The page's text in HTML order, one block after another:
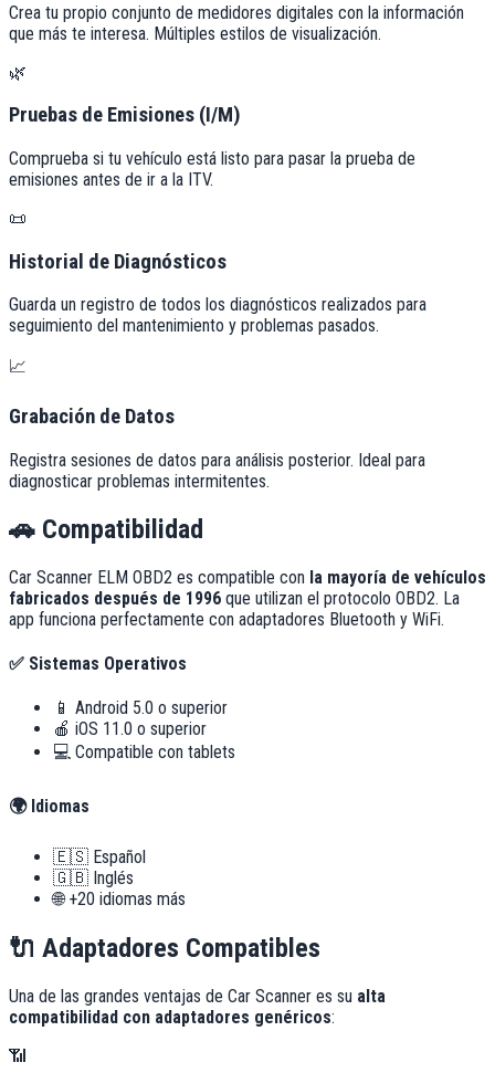
Crea tu propio conjunto de medidores digitales con la información
que más te interesa. Múltiples estilos de visualización.
🌿
Pruebas de Emisiones (I/M)
Comprueba si tu vehículo está listo para pasar la prueba de
emisiones antes de ir a la ITV.
📜
Historial de Diagnósticos
Guarda un registro de todos los diagnósticos realizados para
seguimiento del mantenimiento y problemas pasados.
📈
Grabación de Datos
Registra sesiones de datos para análisis posterior. Ideal para
diagnosticar problemas intermitentes.
🚗 Compatibilidad
Car Scanner ELM OBD2 es compatible con la mayoría de vehículos
fabricados después de 1996 que utilizan el protocolo OBD2. La
app funciona perfectamente con adaptadores Bluetooth y WiFi.
✅ Sistemas Operativos
📱 Android 5.0 o superior
🍎 iOS 11.0 o superior
💻 Compatible con tablets
🌍 Idiomas
🇪🇸 Español
🇬🇧 Inglés
🌐 +20 idiomas más
🔌 Adaptadores Compatibles
Una de las grandes ventajas de Car Scanner es su alta
compatibilidad con adaptadores genéricos:
📶